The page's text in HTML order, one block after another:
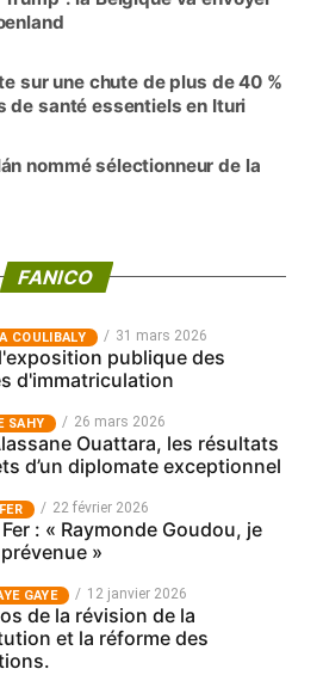
sur une chute de plus de 40 %
de santé essentiels en Ituri
nommé sélectionneur de la
FANICO
COULIBALY 31 mars 2026
publique des
d'immatriculation
SAHY 26 mars 2026
Ouattara, les résultats
d’un diplomate exceptionnel
22 février 2026
: « Raymonde Goudou, je
prévenue »
GAYE 12 janvier 2026
de la révision de la
et la réforme des